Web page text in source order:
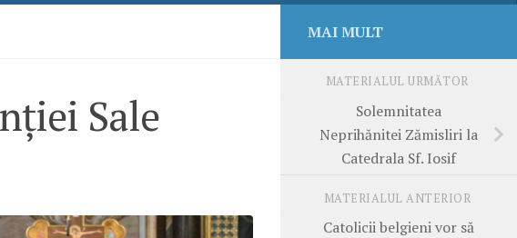
Sale
MAI MULT
MATERIALUL URMĂTOR
Solemnitatea
Neprihănitei Zămisliri la
Catedrala Sf. Iosif
MATERIALUL ANTERIOR
Catolicii belgieni vor să